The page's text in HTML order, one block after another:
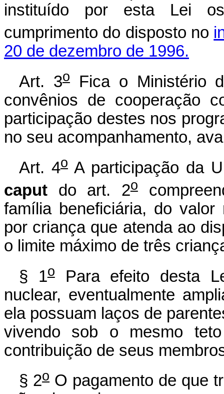
instituído por esta Lei
cumprimento do disposto no
20 de dezembro de 1996.
Art. 3oFica o Ministério
convênios de cooperação
participação destes nos
no seu acompanhamento,
Art. 4oA participação da
caput do art. 2o
família beneficiária, do
por criança que atenda ao
o limite máximo de três
§ 1oPara efeito desta
nuclear, eventualmente
ela possuam laços de
vivendo sob o mesmo
contribuição de seus
§ 2o O pagamento de que